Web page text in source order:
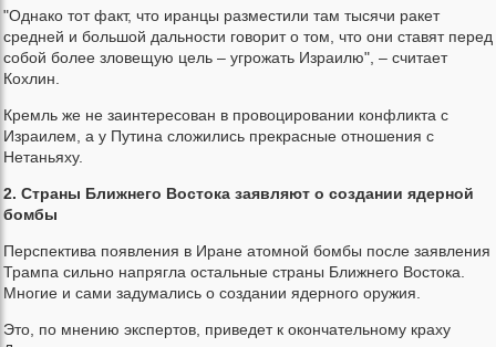
"Однако тот факт, что иранцы разместили там тысячи ракет
средней и большой дальности говорит о том, что они ставят перед
собой более зловещую цель – угрожать Израилю", – считает
Кохлин.
Кремль же не заинтересован в провоцировании конфликта с
Израилем, а у Путина сложились прекрасные отношения с
Нетаньяху.
2. Страны Ближнего Востока заявляют о создании ядерной
бомбы
Перспектива появления в Иране атомной бомбы после заявления
Трампа сильно напрягла остальные страны Ближнего Востока.
Многие и сами задумались о создании ядерного оружия.
Это, по мнению экспертов, приведет к окончательному краху